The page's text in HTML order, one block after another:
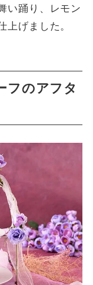
い踊り、レモン
上げました。
フのアフタ